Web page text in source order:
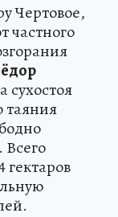
Чертовое,
частного
сухостоя
таяния
Всего
гектаров